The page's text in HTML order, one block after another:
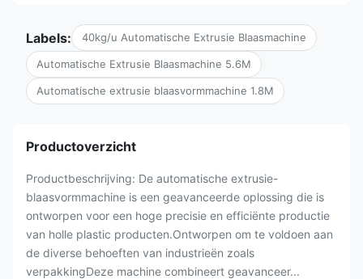
Labels: 40kg/u Automatische Extrusie Blaasmachine
Automatische Extrusie Blaasmachine 5.6M
Automatische extrusie blaasvormmachine 1.8M
Productoverzicht
Productbeschrijving: De automatische extrusie-
blaasvormmachine is een geavanceerde oplossing die is
ontworpen voor een hoge precisie en efficiënte productie
van holle plastic producten.Ontworpen om te voldoen aan
de diverse behoeften van industrieën zoals
verpakkingDeze machine combineert geavanceer...